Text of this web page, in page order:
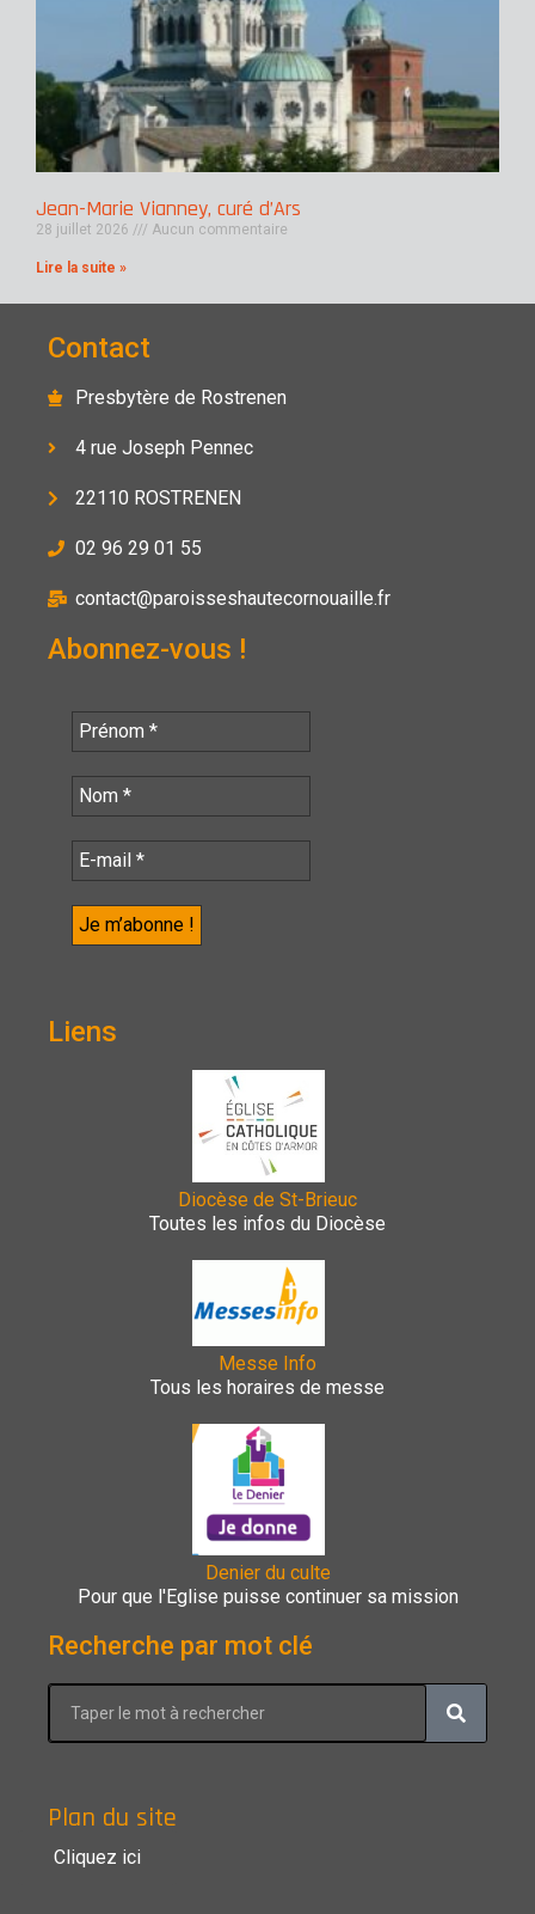
Jean-Marie Vianney, curé d’Ars
28 juillet 2026 Aucun commentaire
Lire la suite »
Contact
Presbytère de Rostrenen
4 rue Joseph Pennec
22110 ROSTRENEN
02 96 29 01 55
contact@paroisseshautecornouaille.fr
Abonnez-vous !
Liens
Diocèse de St-Brieuc
Toutes les infos du Diocèse
Messe Info
Tous les horaires de messe
Denier du culte
Pour que l'Eglise puisse continuer sa mission
Recherche par mot clé
Plan du site
Cliquez ici